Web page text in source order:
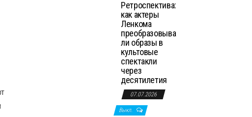
Ретроспектива:
как актеры
Ленкома
преобразовыва
ли образы в
культовые
спектакли
через
десятилетия
07.07.2026
Выкл.